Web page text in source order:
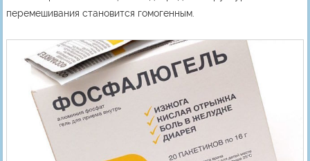
перемешивания становится гомогенным.